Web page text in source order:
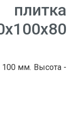
мм. Высота -